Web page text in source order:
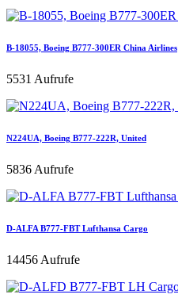
B-18055, Boeing B777-300ER China Airlines
5531 Aufrufe
N224UA, Boeing B777-222R, United
5836 Aufrufe
D-ALFA B777-FBT Lufthansa Cargo
14456 Aufrufe